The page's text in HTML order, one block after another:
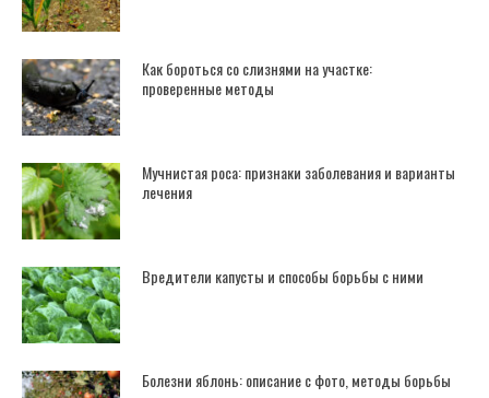
Как бороться со слизнями на участке:
проверенные методы
Мучнистая роса: признаки заболевания и варианты
лечения
Вредители капусты и способы борьбы с ними
Болезни яблонь: описание с фото, методы борьбы